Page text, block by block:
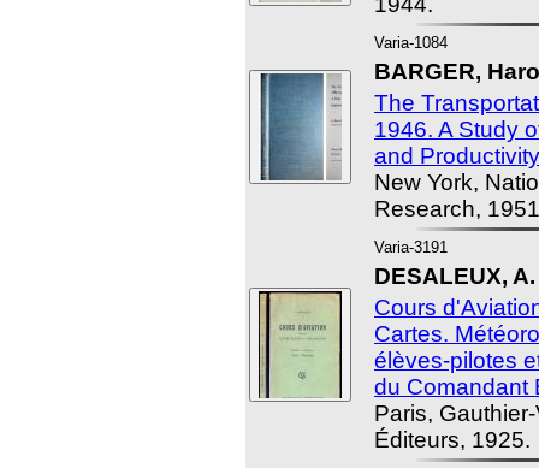
Varia-1084
BARGER,
The
1946. A Study
and
New York,
Research,
Varia-3191
DESALEUX, A.
Cours
Cartes.
élèves-pilotes
du Comandant
Paris,
Éditeurs, 1925.